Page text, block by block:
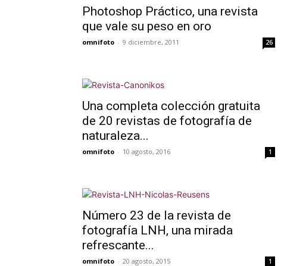
Photoshop Práctico, una revista
que vale su peso en oro
omnifoto - 9 diciembre, 2011 26
Una completa colección gratuita
de 20 revistas de fotografía de
naturaleza...
omnifoto - 10 agosto, 2016 1
Número 23 de la revista de
fotografía LNH, una mirada
refrescante...
omnifoto - 20 agosto, 2015 1